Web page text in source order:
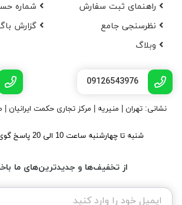
راهنمای ثبت سفارش
شماره
نظرسنجی جامع
گزارش
وبلاگ
09126543976
نشانی: تهران | منیریه | مرکز تجاری حکمت ایرانیان |
شنبه تا چهارشنبه ساعت 10 الی 20 پاسخ گوی شما هستیم
از تخفیف‌ها و جدیدترین‌های ما